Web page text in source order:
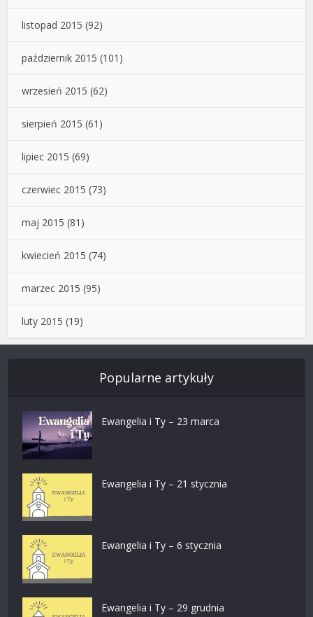
listopad 2015 (92)
październik 2015 (101)
wrzesień 2015 (62)
sierpień 2015 (61)
lipiec 2015 (69)
czerwiec 2015 (73)
maj 2015 (81)
kwiecień 2015 (74)
marzec 2015 (95)
luty 2015 (19)
Popularne artykuły
Ewangelia i Ty – 23 marca
Ewangelia i Ty – 21 stycznia
Ewangelia i Ty – 6 stycznia
Ewangelia i Ty – 29 grudnia